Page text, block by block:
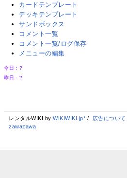
カードテンプレート
デッキテンプレート
サンドボックス
コメント一覧
コメント一覧/ログ保存
メニューの編集
今日： ?
昨日： ?
レンタルWIKI byWIKIWIKI.jp* / 広告について
zawazawa